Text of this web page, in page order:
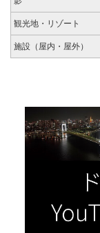
観光地・リゾート
施設（屋内・屋外）